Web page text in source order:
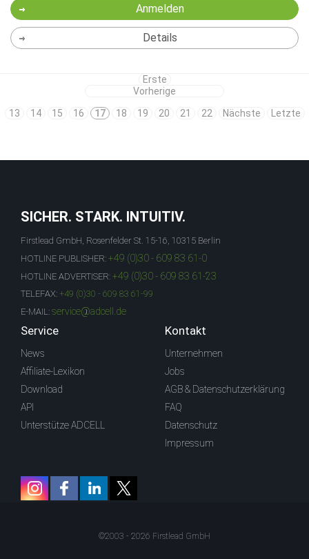
Anmelden
Details
Erste
Vorherige
13
14 15 16 17 18 19 20 21 22 Nächste Letzte
SICHER. STARK. INTUITIV.
Firstlead GmbH, Rosenfelder St. 15-16, 10315 Berlin
HOTLINE PUBLISHER: +49 (0)30 - 609 83 61-0
HOTLINE ADVERTISER: +49 (0)30 - 609 83 61-23
TELEFAX: +49 (0)30 - 609 83 61-99
E-MAIL: service@adcell.de
Service
News
Affiliate-Lexikon
Download
API
Unterstütze ADCELL
Kontakt
Unternehmen
Jobs
AGB & Datenschutzerklärung
FAQ
Datenschutz
Impressum
©2003 - 2026 Firstlead GmbH